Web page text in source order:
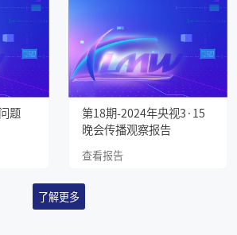
题
第18期-2024年央视3·15
晚会传播观察报告
查看报告
了解更多